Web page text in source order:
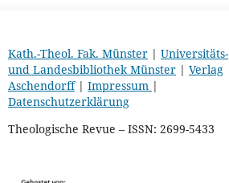
Kath.-Theol. Fak. Münster| Universitäts-
und Landesbibliothek Münster| Verlag
Aschendorff| Impressum |
Datenschutzerklärung
Theologische Revue – ISSN: 2699-5433